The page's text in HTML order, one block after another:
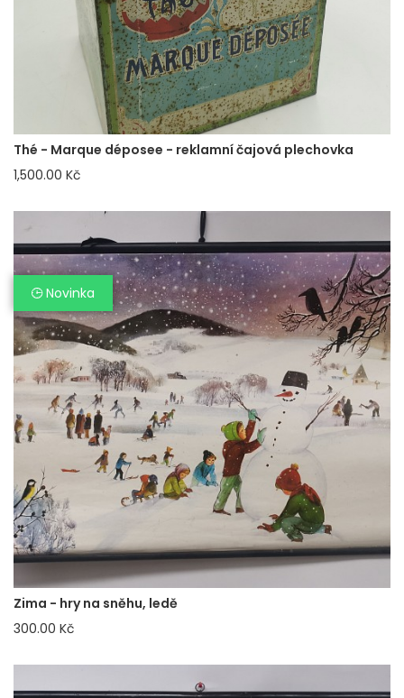
Thé - Marque déposee - reklamní čajová plechovka
1,500.00 Kč
Zima - hry na sněhu, ledě
Novinka
300.00 Kč